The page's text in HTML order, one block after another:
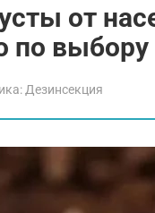
от
по
Дезинсекция